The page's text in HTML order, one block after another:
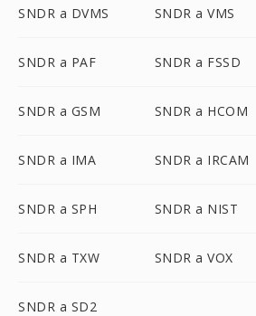
SNDR a DVMS SNDR a VMS
SNDR a PAF SNDR a FSSD
SNDR a GSM SNDR a HCOM
SNDR a IMA SNDR a IRCAM
SNDR a SPH SNDR a NIST
SNDR a TXW SNDR a VOX
SNDR a SD2